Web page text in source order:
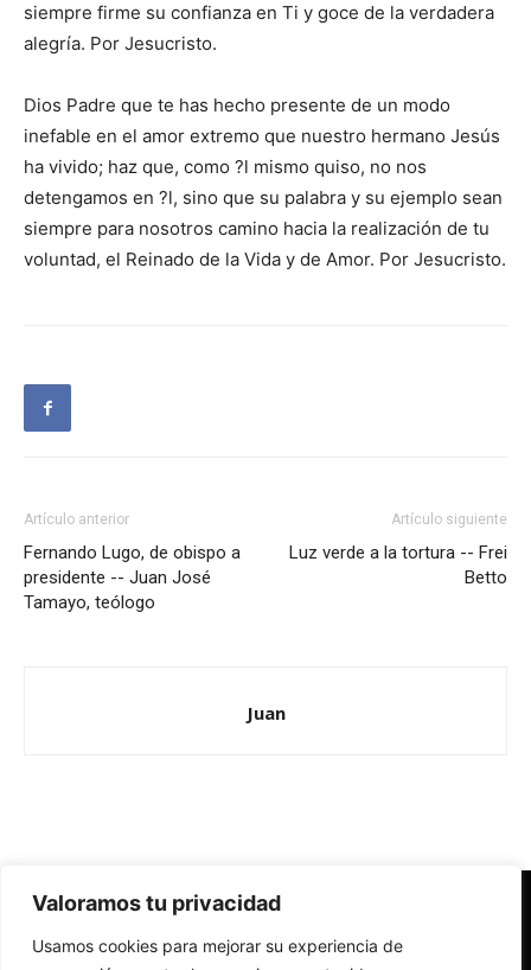
Valoramos tu privacidad
Usamos cookies para mejorar su experiencia de
siempre firme su confianza en Ti y goce de la verdadera
alegría. Por Jesucristo.
Dios Padre que te has hecho presente de un modo
inefable en el amor extremo que nuestro hermano Jesús
ha vivido; haz que, como ?l mismo quiso, no nos
detengamos en ?l, sino que su palabra y su ejemplo sean
siempre para nosotros camino hacia la realización de tu
voluntad, el Reinado de la Vida y de Amor. Por Jesucristo.
Artículo anterior
Fernando Lugo, de obispo a
presidente -- Juan José
Tamayo, teólogo
Artículo siguiente
Luz verde a la tortura -- Frei
Betto
Juan
Redes Cristianas
Una mirada alternativa sobre la Iglesia católica y la sociedad